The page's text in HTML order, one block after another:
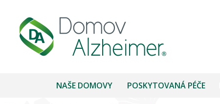
NAŠE DOMOVY POSKYTOVANÁ PÉČE